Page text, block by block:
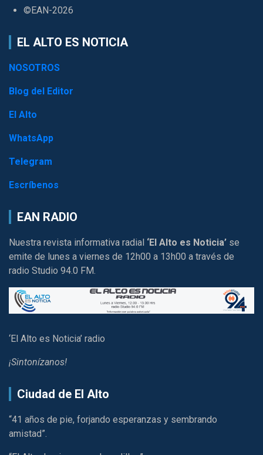
©EAN-2026
EL ALTO ES NOTICIA
NOSOTROS
Blog del Editor
El Alto
WhatsApp
Telegram
Escríbenos
EAN RADIO
Nuestra revista informativa radial ‘El Alto es Noticia’ se
emite de lunes a viernes de 12h00 a 13h00 a través de
radio Studio 94.0 FM.
‘El Alto es Noticia’ radio
¡Sintonízanos!
Ciudad de El Alto
“41 años de pie, forjando esperanzas y sembrando
amistad”.